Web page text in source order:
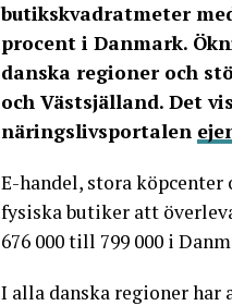
butikskvadratmeter
procent i Danmark.
danska regioner och
och Västsjälland. Det
näringslivsportalen
E-handel, stora
fysiska butiker att
676 000 till 799 000 i
I alla danska regioner har